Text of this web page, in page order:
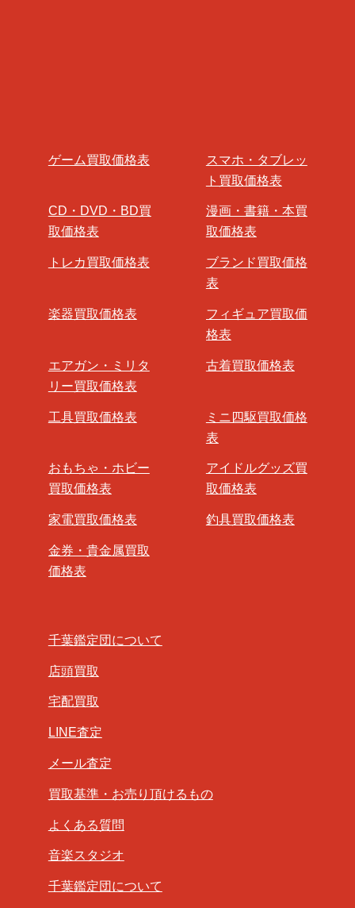
ゲーム買取価格表
スマホ・タブレッ
ト買取価格表
CD・DVD・BD買
取価格表
漫画・書籍・本買
取価格表
トレカ買取価格表
ブランド買取価格
表
楽器買取価格表
フィギュア買取価
格表
エアガン・ミリタ
リー買取価格表
古着買取価格表
工具買取価格表
ミニ四駆買取価格
表
おもちゃ・ホビー
買取価格表
アイドルグッズ買
取価格表
家電買取価格表 釣具買取価格表
金券・貴金属買取
価格表
千葉鑑定団について
店頭買取
宅配買取
LINE査定
メール査定
買取基準・お売り頂けるもの
よくある質問
音楽スタジオ
千葉鑑定団について